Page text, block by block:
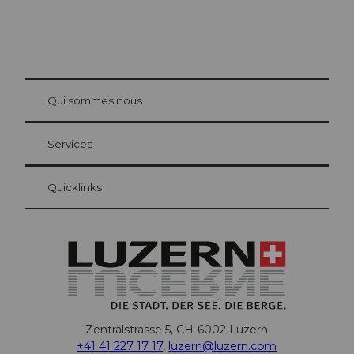
Carte d’hôte Lucerne
Vos avantages en tant qu'hôte pour la nuit
at Bre
Qui sommes nous
Services
Quicklinks
Zentralstrasse 5, CH-6002 Luzern
+41 41 227 17 17, luzern@luzern.com